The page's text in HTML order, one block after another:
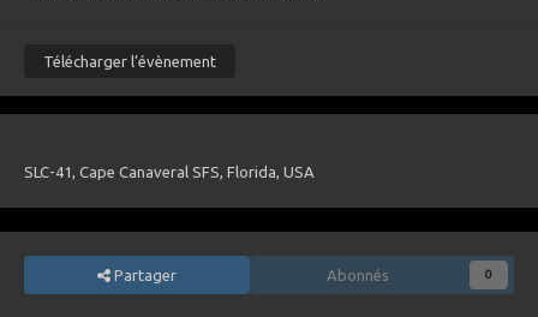
Télécharger l’évènement
SLC-41, Cape Canaveral SFS, Florida, USA
Partager Abonnés 0